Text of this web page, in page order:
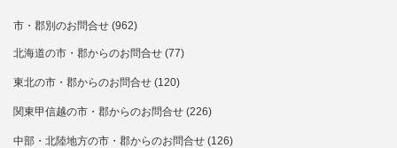
市・郡別のお問合せ (962)
北海道の市・郡からのお問合せ (77)
東北の市・郡からのお問合せ (120)
関東甲信越の市・郡からのお問合せ (226)
中部・北陸地方の市・郡からのお問合せ (126)